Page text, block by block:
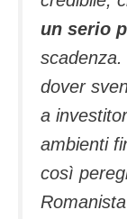
un serio
scadenza.
dover
a
ambienti
così